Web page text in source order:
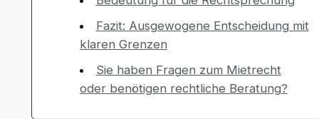
Fazit: Ausgewogene Entscheidung mit
klaren Grenzen
Sie haben Fragen zum Mietrecht
oder benötigen rechtliche Beratung?